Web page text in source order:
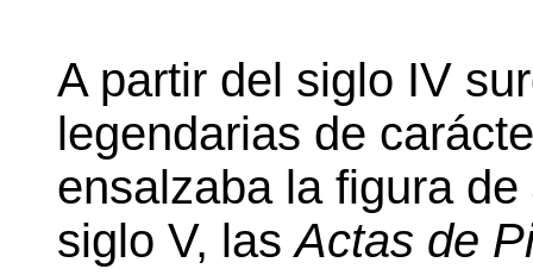
A partir del siglo IV
legendarias de
ensalzaba la figura
siglo V, lasActas de